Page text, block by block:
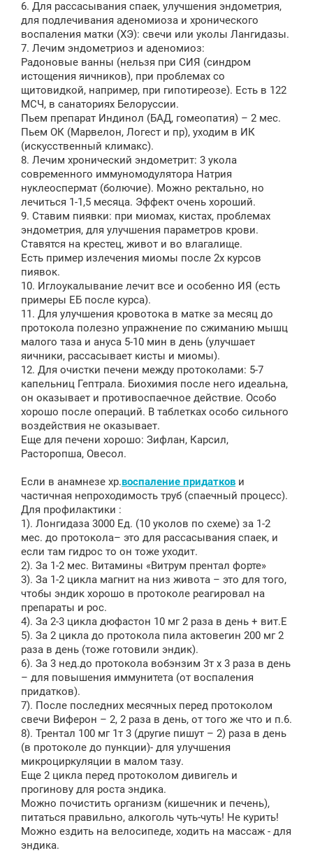
6. Для рассасывания спаек, улучшения эндометрия,
для подлечивания аденомиоза и хронического
воспаления матки (ХЭ): свечи или уколы Лангидазы.
7. Лечим эндометриоз и аденомиоз:
Радоновые ванны (нельзя при СИЯ (синдром
истощения яичников), при проблемах со
щитовидкой, например, при гипотиреозе). Есть в 122
МСЧ, в санаториях Белоруссии.
Пьем препарат Индинол (БАД, гомеопатия) – 2 мес.
Пьем ОК (Марвелон, Логест и пр), уходим в ИК
(искусственный климакс).
8. Лечим хронический эндометрит: 3 укола
современного иммуномодулятора Натрия
нуклеоспермат (болючие). Можно ректально, но
лечиться 1-1,5 месяца. Эффект очень хороший.
9. Ставим пиявки: при миомах, кистах, проблемах
эндометрия, для улучшения параметров крови.
Ставятся на крестец, живот и во влагалище.
Есть пример излечения миомы после 2х курсов
пиявок.
10. Иглоукалывание лечит все и особенно ИЯ (есть
примеры ЕБ после курса).
11. Для улучшения кровотока в матке за месяц до
протокола полезно упражнение по сжиманию мышц
малого таза и ануса 5-10 мин в день (улучшает
яичники, рассасывает кисты и миомы).
12. Для очистки печени между протоколами: 5-7
капельниц Гептрала. Биохимия после него идеальна,
он оказывает и противоспаечное действие. Особо
хорошо после операций. В таблетках особо сильного
воздействия не оказывает.
Еще для печени хорошо: Зифлан, Карсил,
Расторопша, Овесол.
Если в анамнезе хр.воспаление придатков и
частичная непроходимость труб (спаечный процесс).
Для профилактики :
1). Лонгидаза 3000 Ед. (10 уколов по схеме) за 1-2
мес. до протокола– это для рассасывания спаек, и
если там гидрос то он тоже уходит.
2). За 1-2 мес. Витамины «Витрум прентал форте»
3). За 1-2 цикла магнит на низ живота – это для того,
чтобы эндик хорошо в протоколе реагировал на
препараты и рос.
4). За 2-3 цикла дюфастон 10 мг 2 раза в день + вит.Е
5). За 2 цикла до протокола пила актовегин 200 мг 2
раза в день (тоже готовили эндик).
6). За 3 нед.до протокола вобэнзим 3т х 3 раза в день
– для повышения иммунитета (от воспаления
придатков).
7). После последних месячных перед протоколом
свечи Виферон – 2, 2 раза в день, от того же что и п.6.
8). Трентал 100 мг 1т 3 (другие пишут – 2) раза в день
(в протоколе до пункции)- для улучшения
микроциркуляции в малом тазу.
Еще 2 цикла перед протоколом дивигель и
прогинову для роста эндика.
Можно почистить организм (кишечник и печень),
питаться правильно, алкоголь чуть-чуть! Не курить!
Можно ездить на велосипеде, ходить на массаж - для
эндика.